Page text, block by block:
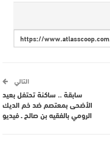
التالي
سابقة .. ساكنة تحتفل بعيد
الأضحى بمعتصم ضد خم الديك
الرومي بالفقيه بن صالح ـ فيديو